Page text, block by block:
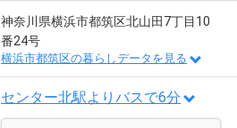
神奈川県横浜市都筑区北山田7丁目10
番24号
横浜市都筑区の暮らしデータを見る
センター北駅よりバスで6分